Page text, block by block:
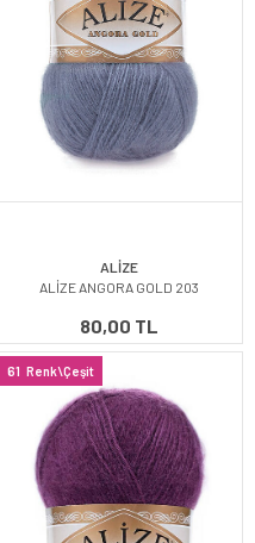
ALİZE
ALİZE ANGORA GOLD 203
80,00 TL
61 Renk\Çeşit